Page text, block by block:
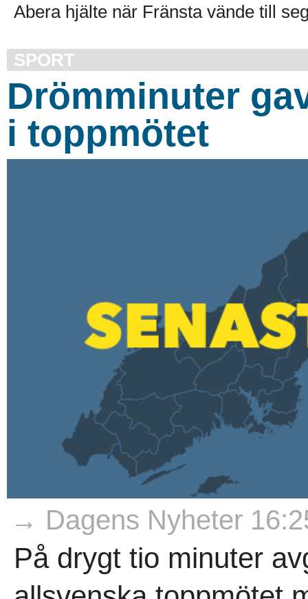
Abera hjälte när Fränsta vände till
SPORT
Drömminuter
i toppmötet
→ Dagens Nyheter
På drygt tio minuter